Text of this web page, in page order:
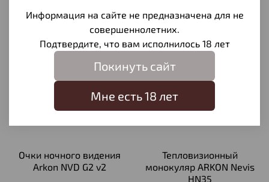
Очки ночного видения
Arkon NVD G2 v2
Предзаказ
Тепловизионный
монокуляр ARKON Nevis
HN35
Информация на сайте не предназначена для не
совершеннолетних.
Подтвердите, что вам исполнилось 18 лет
Покинуть сайт
Мне есть 18 лет